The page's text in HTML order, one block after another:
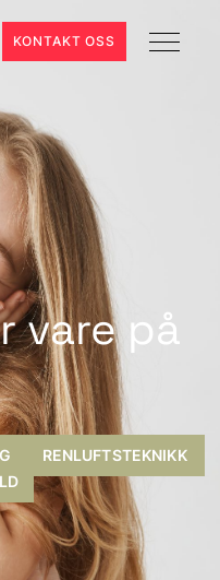
KONTAKT OSS
vare på
RENLUFTSTEKNIKK